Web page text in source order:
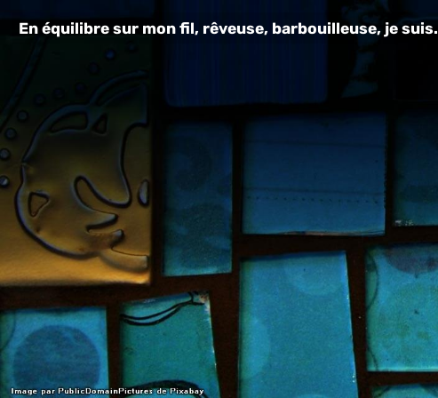
En équilibre sur mon fil, rêveuse, barbouilleuse, je suis.